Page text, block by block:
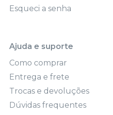
Esqueci a senha
Ajuda e suporte
Como comprar
Entrega e frete
Trocas e devoluções
Dúvidas frequentes